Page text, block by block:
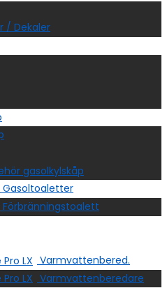
/ Dekaler
gasolkylskåp
Gasoltoaletter
Förbränningstoalett
Varmvattenbered.
Varmvattenberedare